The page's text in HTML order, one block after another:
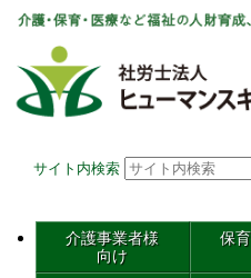
サイト内検索
介護事業者様
向け
保